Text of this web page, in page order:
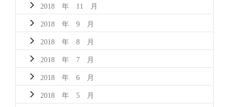
2018 年 11 月
2018 年 9 月
2018 年 8 月
2018 年 7 月
2018 年 6 月
2018 年 5 月